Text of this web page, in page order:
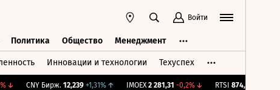
Войти
Политика Общество Менеджмент
Инновации и технологии Техуспех
↓ CNY Бирж. 12,239 +1,31%↑ IMOEX 2 281,31 -0,2%↓ RTSI 874,64